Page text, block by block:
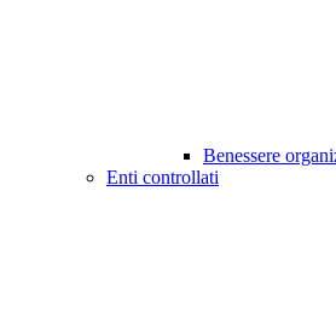
Benessere
Enti controllati